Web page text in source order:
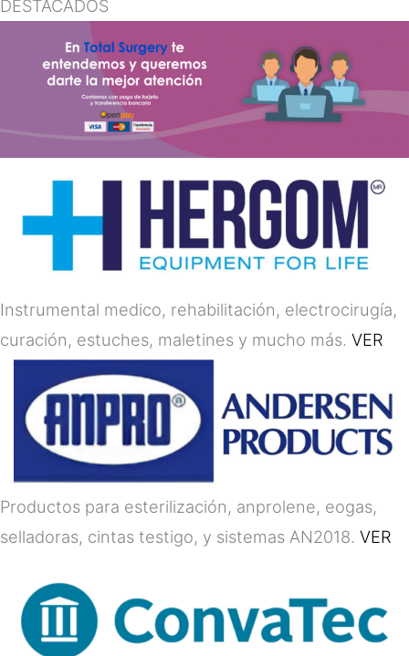
DESTACADOS
Instrumental medico, rehabilitación, electrocirugía,
curación, estuches, maletines y mucho más. VER
Productos para esterilización, anprolene, eogas,
selladoras, cintas testigo, y sistemas AN2018. VER